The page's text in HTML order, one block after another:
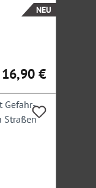
NEU
Regulärer Preis:
16,90 €